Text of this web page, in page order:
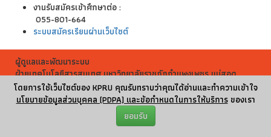
โดยการใช้เว็บไซต์ของ KPRU คุณรับทราบว่าคุณได้อ่านและทำความเข้าใจ
นโยบายข้อมูลส่วนบุคคล (PDPA) และข้อกำหนดในการให้บริการของเรา
ยอมรับ
งานรับสมัครเข้าศึกษาต่อ :
055-801-664
ระบบสมัครเรียนผ่านเว็บไซต์
ผู้ดูแลและพัฒนาระบบ
ฝ่ายเทคโนโลยีสารสนเทศ มหาวิทยาลัยราชภัฏกำแพงเพชร แม่สอด
ผู้เข้าชมทั้งหมด 256,747